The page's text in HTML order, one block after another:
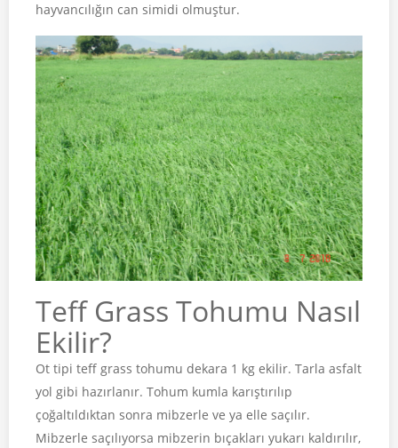
hayvancılığın can simidi olmuştur.
Teff Grass Tohumu Nasıl
Ekilir?
Ot tipi teff grass tohumu dekara 1 kg ekilir. Tarla asfalt
yol gibi hazırlanır. Tohum kumla karıştırılıp
çoğaltıldıktan sonra mibzerle ve ya elle saçılır.
Mibzerle saçılıyorsa mibzerin bıçakları yukarı kaldırılır,